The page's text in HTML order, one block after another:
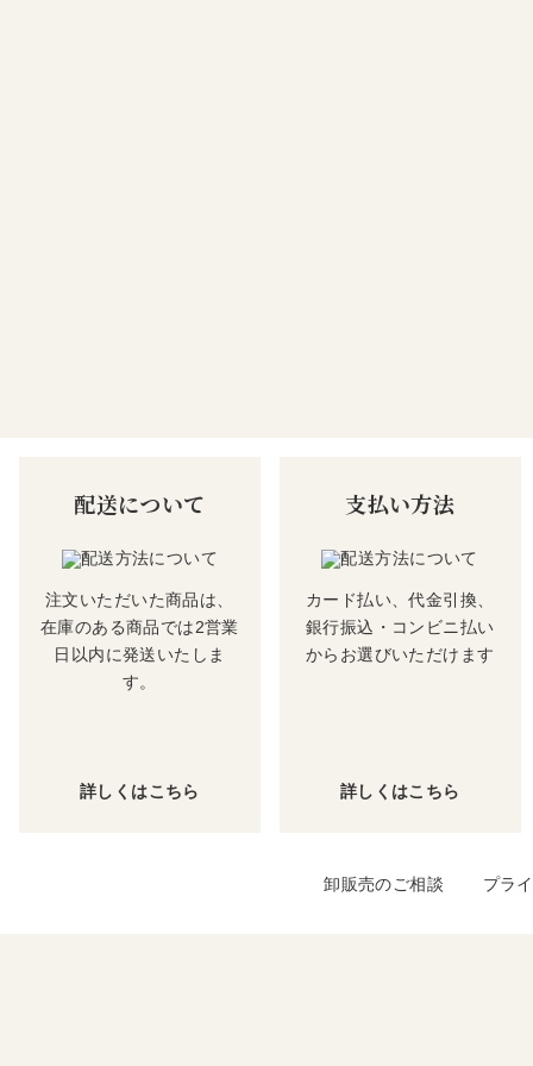
配送について
注文いただいた商品は、
在庫のある商品では2営業
日以内に発送いたしま
す。
詳しくはこちら
支払い方法
カード払い、代金引換、
銀行振込・コンビニ払い
からお選びいただけます
詳しくはこちら
卸販売のご相談 プラ